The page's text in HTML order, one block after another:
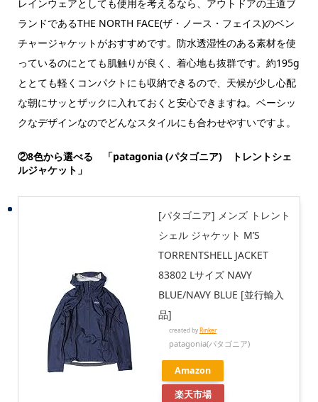
レインウェアとしても使用を考えるなら、アウトドアの王道ブ
ランドであるTHE NORTH FACE(ザ・ノース・フェイス)のベン
チャージャケットがおすすめです。防水透湿性のある素材を使
っているのにとても肌触りが良く、着心地も抜群です。約195g
ととても軽くコンパクトにも収納できるので、天候が少し心配
な朝にサッとザックに入れておくと安心できますね。ベーシッ
クなデザインなのでどんなスタイルにも合わせやすいですよ。
②8色から選べる 「patagonia (パタゴニア) トレントシェ
ルジャケット」
[パタゴニア] メンズ トレント
シェル ジャケット M’S
TORRENTSHELL JACKET
83802 Lサイズ NAVY
BLUE/NAVY BLUE [並行輸入
品]
created by Rinker
patagonia(パタゴニア)
Amazon
楽天市場